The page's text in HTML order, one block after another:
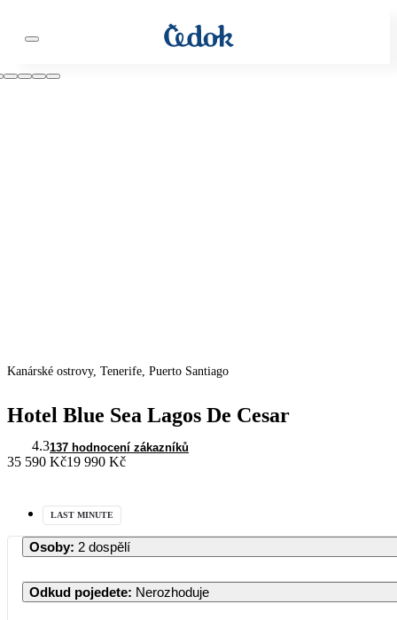
Kanárské ostrovy, Tenerife, Puerto Santiago
Hotel Blue Sea Lagos De Cesar
4.3137 hodnocení zákazníků
35 590 Kč19 990 Kč
LAST MINUTE
Osoby: 2 dospělí
Odkud pojedete: Nerozhoduje